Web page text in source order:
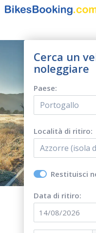
Cerca un
noleggiare
Paese:
Portogallo
Località di ritiro:
Azzorre (isola
Restituisci
Data di ritiro: